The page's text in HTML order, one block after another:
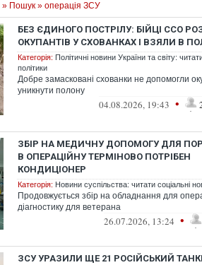
» Пошук » операція ЗСУ
БЕЗ ЄДИНОГО ПОСТРІЛУ: БІЙЦІ ССО
ОКУПАНТІВ У СХОВАНКАХ І ВЗЯЛИ В
Категорія: Політичні новини України та світу:
політики
Добре замасковані схованки не допомогли
уникнути полону
04.08.2026, 19:43 •
ЗБІР НА МЕДИЧНУ ДОПОМОГУ ДЛЯ
В ОПЕРАЦІЙНУ ТЕРМІНОВО ПОТРІБЕН
КОНДИЦІОНЕР
Категорія: Новини суспільства: читати соціальні
Продовжується збір на обладнання для
діагностику для ветерана
26.07.2026, 13:24 •
ЗСУ УРАЗИЛИ ЩЕ 21 РОСІЙСЬКИЙ